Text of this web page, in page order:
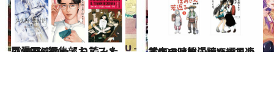
2021.7.24
夏休みにゆっくり読みたい CREA編集部おススメの漫画6選
カルチャー 2022.2.3
スキマ時間に読んで思わずほっこり Twitterで連載中の“4枚漫画”5選
カルチャー